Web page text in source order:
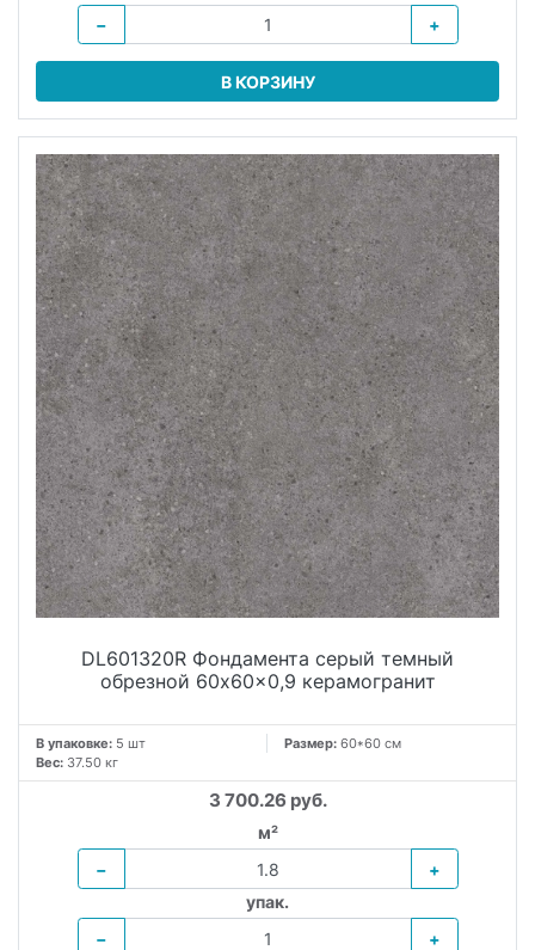
−
+
В КОРЗИНУ
DL601320R Фондамента серый темный
обрезной 60x60x0,9 керамогранит
В упаковке: 5 шт Размер: 60*60 см
Вес: 37.50 кг
3 700.26 руб.
м²
−
+
упак.
−
+